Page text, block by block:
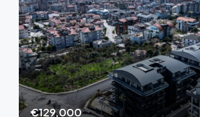
€129,000